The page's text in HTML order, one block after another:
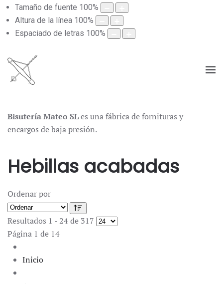
Tamaño de fuente 100%
Altura de la línea 100%
Espaciado de letras 100%
Bisutería Mateo SLes una fábrica de fornituras y
encargos de baja presión.
Hebillas acabadas
Ordenar por
Resultados 1 - 24 de 317
Página 1 de 14
Inicio